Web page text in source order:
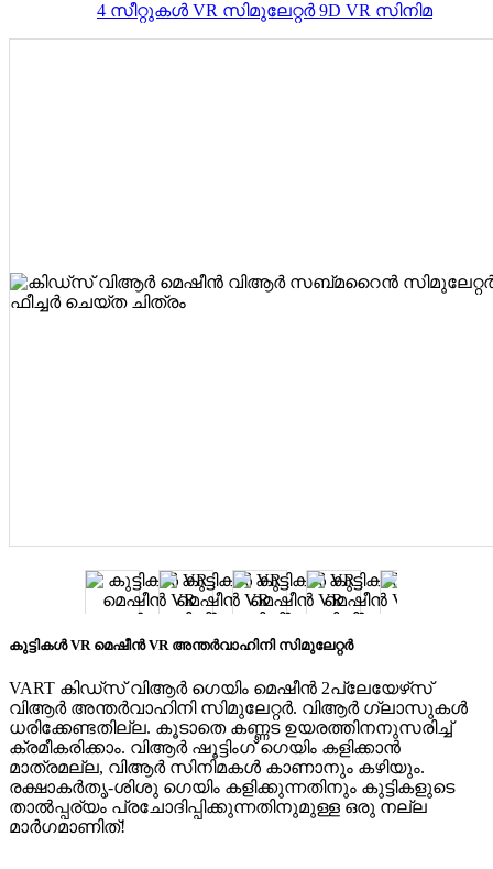
4 സീറ്റുകൾ VR സിമുലേറ്റർ 9D VR സിനിമ
കുട്ടികൾ VR മെഷീൻ VR അന്തർവാഹിനി സിമുലേറ്റർ
VART കിഡ്‌സ് വിആർ ഗെയിം മെഷീൻ 2പ്ലേയേഴ്‌സ്
വിആർ അന്തർവാഹിനി സിമുലേറ്റർ. വിആർ ഗ്ലാസുകൾ
ധരിക്കേണ്ടതില്ല. കൂടാതെ കണ്ണട ഉയരത്തിനനുസരിച്ച്
ക്രമീകരിക്കാം. വിആർ ഷൂട്ടിംഗ് ഗെയിം കളിക്കാൻ
മാത്രമല്ല, വിആർ സിനിമകൾ കാണാനും കഴിയും.
രക്ഷാകർതൃ-ശിശു ഗെയിം കളിക്കുന്നതിനും കുട്ടികളുടെ
താൽപ്പര്യം പ്രചോദിപ്പിക്കുന്നതിനുമുള്ള ഒരു നല്ല
മാർഗമാണിത്!